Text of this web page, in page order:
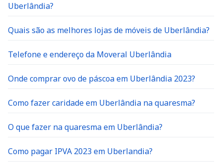
Uberlândia?
Quais são as melhores lojas de móveis de Uberlândia?
Telefone e endereço da Moveral Uberlândia
Onde comprar ovo de páscoa em Uberlândia 2023?
Como fazer caridade em Uberlândia na quaresma?
O que fazer na quaresma em Uberlândia?
Como pagar IPVA 2023 em Uberlandia?